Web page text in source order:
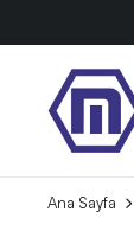
Ana Sayfa